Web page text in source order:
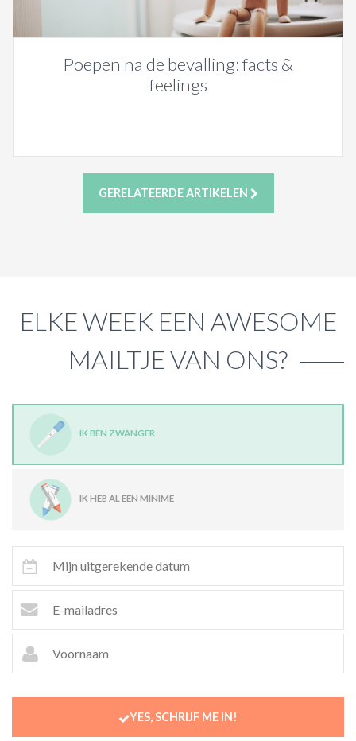
Poepen na de bevalling: facts &
feelings
GERELATEERDE ARTIKELEN
ELKE WEEK EEN AWESOME
MAILTJE VAN ONS?
IK BEN ZWANGER
IK HEB AL EEN MINIME
YES, SCHRIJF ME IN!